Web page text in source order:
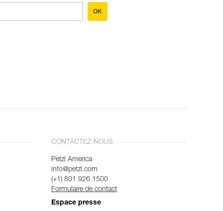
OK
CONTACTEZ-NOUS
Petzl America
info@petzl.com
(+1) 801 926 1500
Formulaire de contact
Espace presse